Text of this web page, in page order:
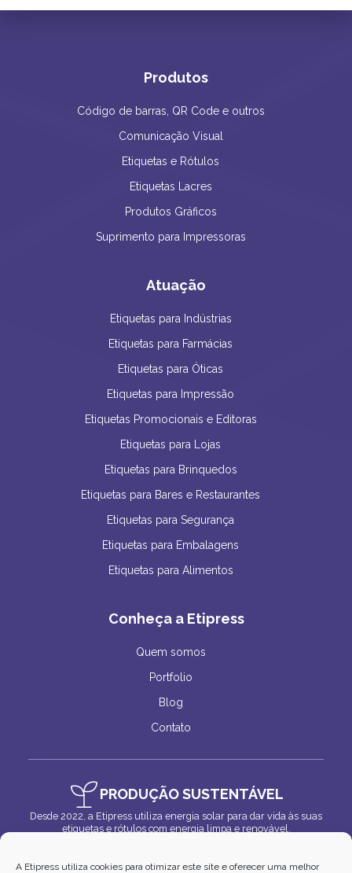
A Etipress utiliza cookies para otimizar este site e oferecer uma melhor
Produtos
Código de barras, QR Code e outros
Comunicação Visual
Etiquetas e Rótulos
Etiquetas Lacres
Produtos Gráficos
Suprimento para Impressoras
Atuação
Etiquetas para Indústrias
Etiquetas para Farmácias
Etiquetas para Óticas
Etiquetas para Impressão
Etiquetas Promocionais e Editoras
Etiquetas para Lojas
Etiquetas para Brinquedos
Etiquetas para Bares e Restaurantes
Etiquetas para Segurança
Etiquetas para Embalagens
Etiquetas para Alimentos
Conheça a Etipress
Quem somos
Portfolio
Blog
Contato
PRODUÇÃO SUSTENTÁVEL
Desde 2022, a Etipress utiliza energia solar para dar vida às suas
etiquetas e rótulos com energia limpa e renovável.